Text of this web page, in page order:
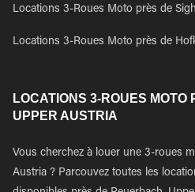
Locations 3-Roues Moto près de
Locations 3-Roues Moto près de
LOCATIONS 3-ROUES
UPPER AUSTRIA
Vous cherchez à louer une 3-roues
Austria ? Parcouvez toutes les